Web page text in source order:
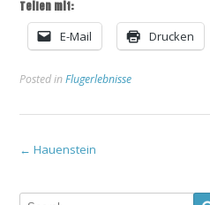
Teilen mit:
E-Mail
Drucken
Posted inFlugerlebnisse
Post
navigation
← Hauenstein